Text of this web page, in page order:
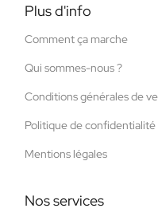
Plus d'info
Comment ça marche
Qui sommes-nous ?
Conditions générales de
Politique de confidentialité
Mentions légales
Nos services